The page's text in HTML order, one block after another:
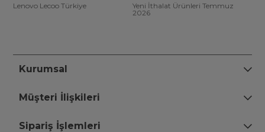
Lenovo Lecoo Türkiye
Yeni İthalat Ürünleri Temmuz
2026
Kurumsal
Müşteri İlişkileri
Sipariş İşlemleri